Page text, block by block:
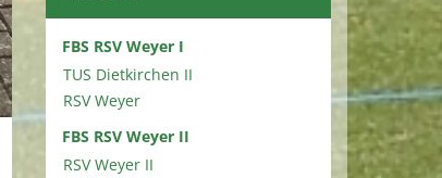
FBS RSV Weyer I
TUS Dietkirchen II
RSV Weyer
FBS RSV Weyer II
RSV Weyer II